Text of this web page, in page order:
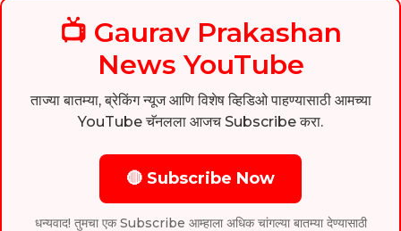
📺 Gaurav Prakashan
News YouTube
ताज्या बातम्या, ब्रेकिंग न्यूज आणि विशेष व्हिडिओ पाहण्यासाठी आमच्या
YouTube चॅनलला आजच Subscribe करा.
🔴 Subscribe Now
धन्यवाद! तुमचा एक Subscribe आम्हाला अधिक चांगल्या बातम्या देण्यासाठी